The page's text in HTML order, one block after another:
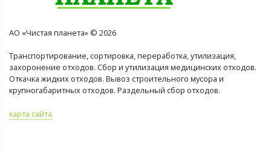
АО «Чистая планета» © 2026
Транспортирование, сортировка, переработка, утилизация,
захоронение отходов. Сбор и утилизация медицинских отходов.
Откачка жидких отходов. Вывоз строительного мусора и
крупногабаритных отходов. Раздельный сбор отходов.
карта сайта